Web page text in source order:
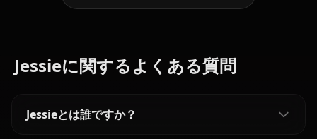
Jessieに関するよくある質問
Jessieとは誰ですか？